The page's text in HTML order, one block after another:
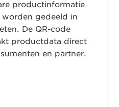
productinformatie
gedeeld in
De QR-code
productdata direct
en partner.